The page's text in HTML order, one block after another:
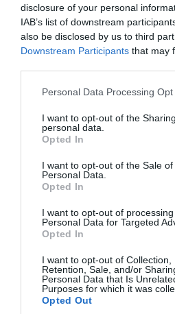
disclosure of your personal
IAB’s list of downstream
also be disclosed by us to third
Downstream Participants that may
Please note that this website/app
not limited to your visit or usage
grant or deny consent to Google
use your data for below specified
consent section.
Personal Data Processing
I want to opt-out of the
personal data.
Opted In
I want to opt-out of the Sale of
Personal Data.
Opted In
I want to opt-out of
Personal Data for Targeted
Opted In
I want to opt-out of Collection,
Retention, Sale, and/or
Personal Data that Is
Purposes for which it was
Opted Out
Το ισραηλινό υπουργείο
σε εξέλιξη οι
της πρόκλησης της
συμμετεχόντων σε αυτή
Procedures are
to wrap up the
finalize the
sham.
Already 4 Italian
have been
rest are in the